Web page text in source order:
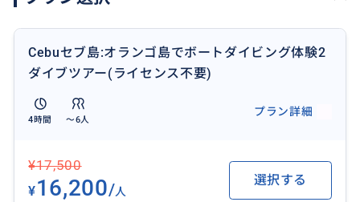
Cebuセブ島:オランゴ島でボートダイビング体験2
ダイブツアー(ライセンス不要)
4時間 〜6人
プラン詳細
¥17,500
¥16,200/人
選択する